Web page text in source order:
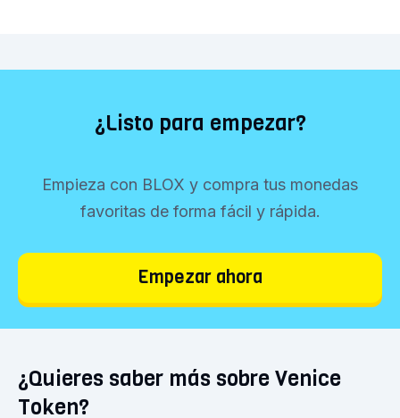
¿Listo para empezar?
Empieza con BLOX y compra tus monedas
favoritas de forma fácil y rápida.
Empezar ahora
¿Quieres saber más sobre Venice
Token?